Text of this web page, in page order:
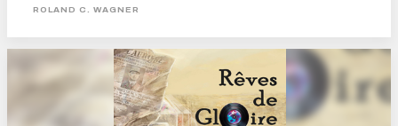
paramètres. De Gaulle est mort, dans un attentat, tout çà parce qu'il ne...
ROLAND C. WAGNER